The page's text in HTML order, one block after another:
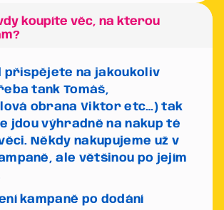
koupíte věc, na kterou
přispějete na jakoukoliv
tank Tomáš,
obrana Viktor etc…) tak
jdou výhradně na nakup té
Někdy nakupujeme už v
ale většinou po jejím
kampaně po dodání